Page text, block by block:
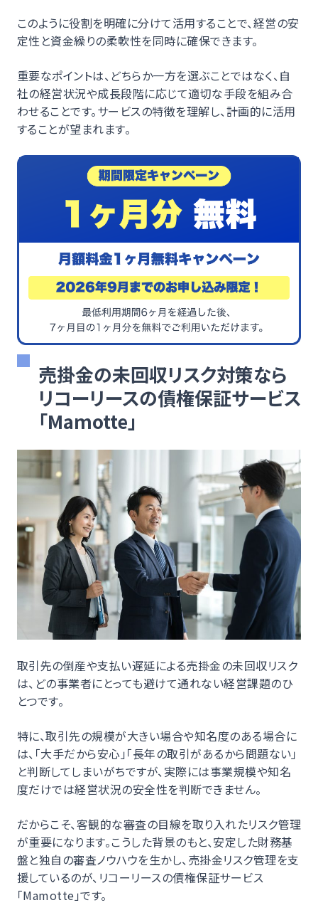
このように役割を明確に分けて活用することで、経営の安
定性と資金繰りの柔軟性を同時に確保できます。
重要なポイントは、どちらか一方を選ぶことではなく、自
社の経営状況や成長段階に応じて適切な手段を組み合
わせることです。サービスの特徴を理解し、計画的に活用
することが望まれます。
売掛金の未回収リスク対策なら
リコーリースの債権保証サービス
「Mamotte」
取引先の倒産や支払い遅延による売掛金の未回収リスク
は、どの事業者にとっても避けて通れない経営課題のひ
とつです。
特に、取引先の規模が大きい場合や知名度のある場合に
は、「大手だから安心」「長年の取引があるから問題ない」
と判断してしまいがちですが、実際には事業規模や知名
度だけでは経営状況の安全性を判断できません。
だからこそ、客観的な審査の目線を取り入れたリスク管理
が重要になります。こうした背景のもと、安定した財務基
盤と独自の審査ノウハウを生かし、売掛金リスク管理を支
援しているのが、リコーリースの債権保証サービス
「Mamotte」です。